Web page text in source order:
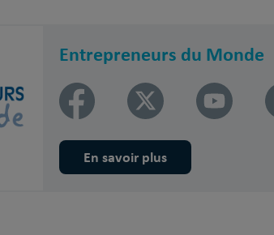
Entrepreneurs du Monde
En savoir plus